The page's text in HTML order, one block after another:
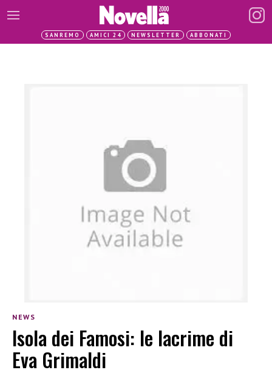
SANREMO AMICI 24 NEWSLETTER ABBONATI
NEWS
Isola dei Famosi: le lacrime di
Eva Grimaldi